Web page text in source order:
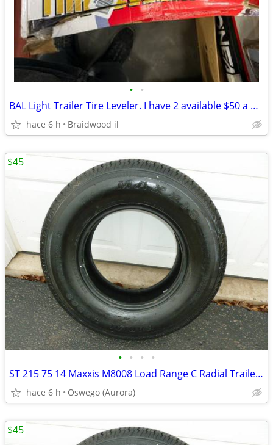
• •
BAL Light Trailer Tire Leveler. I have 2 available $50 a piece
hace 6 h Braidwood il
• • • •
ST 215 75 14 Maxxis M8008 Load Range C Radial Trailer Tire NO MILES
hace 6 h Oswego (Aurora)
$45
$45